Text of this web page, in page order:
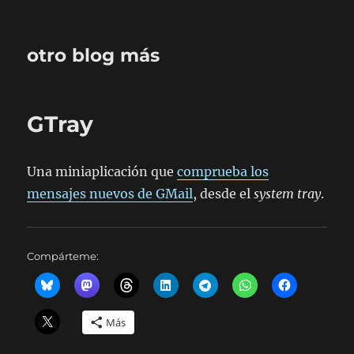
otro blog más
GTray
Una miniaplicación quecomprueba los
mensajes nuevos de GMail, desde elsystem tray.
Compárteme:
Más